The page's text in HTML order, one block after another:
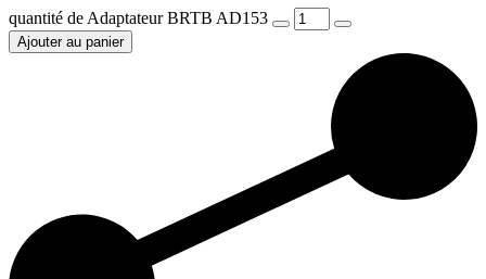
quantité de Adaptateur BRTB AD153
Ajouter au panier